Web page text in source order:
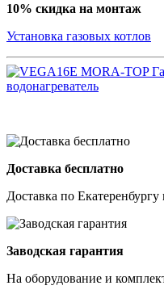
10% скидка на монтаж
Установка газовых котлов
Доставка бесплатно
Доставка по
Заводская гарантия
На оборудование и